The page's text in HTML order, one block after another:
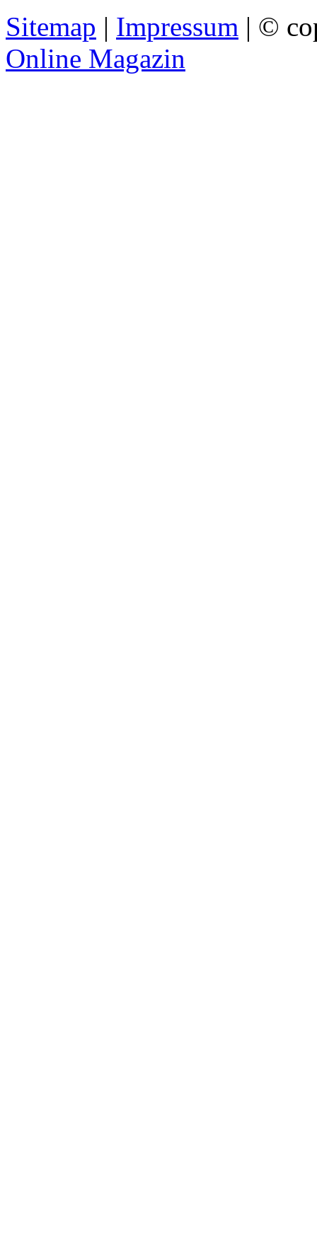
Sitemap | Impressum | ©
Online Magazin